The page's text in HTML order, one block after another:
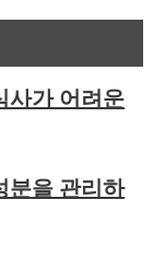
사가 어려운
분을 관리하